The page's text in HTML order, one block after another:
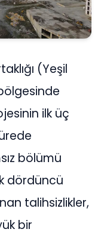
(Yeşil
ilk üç
bölümü
dördüncü
talihsizlikler,
bir